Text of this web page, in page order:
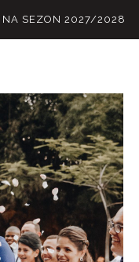
NA SEZON 2027/2028